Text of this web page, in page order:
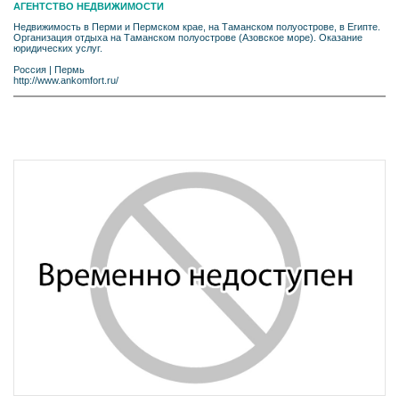
АГЕНТСТВО НЕДВИЖИМОСТИ
Недвижимость в Перми и Пермском крае, на Таманском полуострове, в Египте.
Организация отдыха на Таманском полуострове (Азовское море). Оказание
юридических услуг.
Россия
Пермь
http://www.ankomfort.ru/